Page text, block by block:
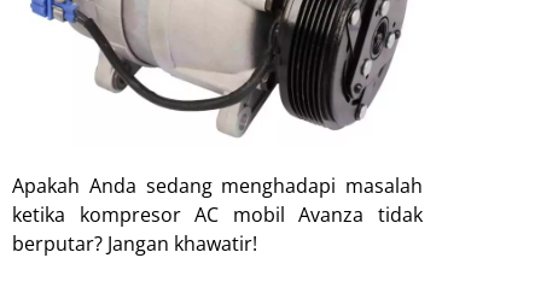
Apakah Anda sedang menghadapi masalah
ketika kompresor AC mobil Avanza tidak
berputar? Jangan khawatir!